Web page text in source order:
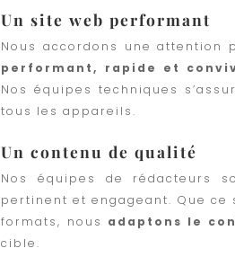
Un site web performant
Nous accordons une attention
performant, rapide et
Nos équipes techniques
tous les appareils.
Un contenu de qualité
Nos équipes de rédacteurs
pertinent et engageant. Que ce
formats, nous adaptons le
cible.